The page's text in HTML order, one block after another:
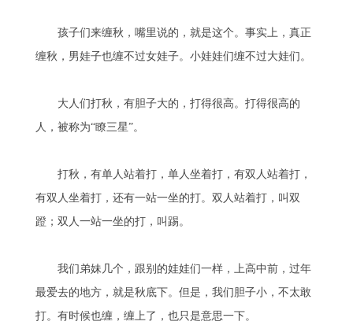
孩子们来缠秋，嘴里说的，就是这个。事实上，真正
缠秋，男娃子也缠不过女娃子。小娃娃们缠不过大娃们。
大人们打秋，有胆子大的，打得很高。打得很高的
人，被称为“瞭三星”。
打秋，有单人站着打，单人坐着打，有双人站着打，
有双人坐着打，还有一站一坐的打。双人站着打，叫双
蹬；双人一站一坐的打，叫踢。
我们弟妹几个，跟别的娃娃们一样，上高中前，过年
最爱去的地方，就是秋底下。但是，我们胆子小，不太敢
打。有时候也缠，缠上了，也只是意思一下。